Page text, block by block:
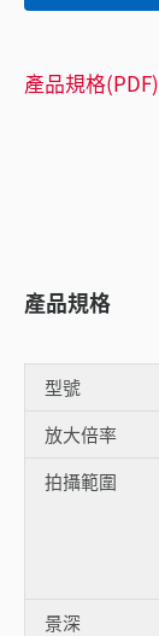
產品規格(PDF)
產品規格
型號
放大倍率
拍攝範圍
景深